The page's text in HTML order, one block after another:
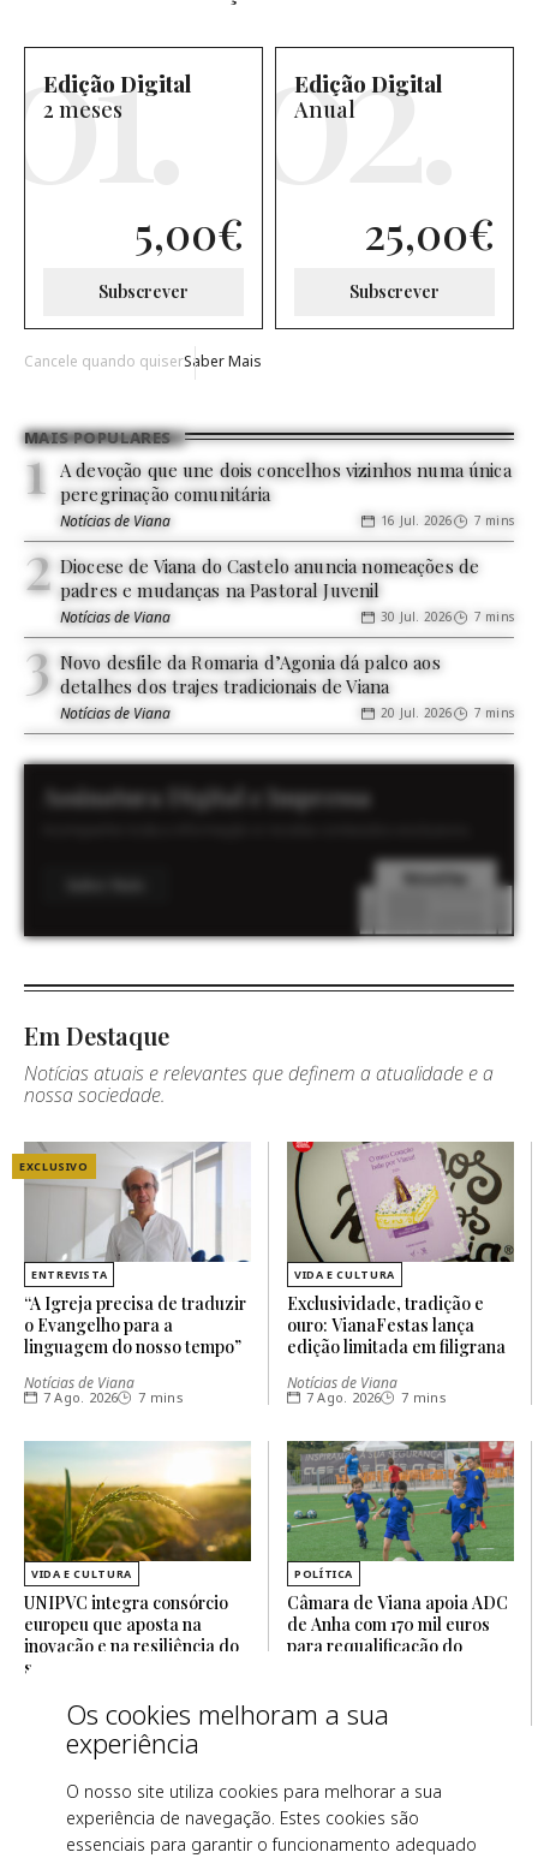
Edição Digital
2 meses
5,00€
Subscrever
Edição Digital
Anual
25,00€
Subscrever
Cancele quando quiserSaber Mais
MAIS POPULARES
A devoção que une dois concelhos vizinhos numa única
peregrinação comunitária
Notícias de Viana 16 Jul. 2026 7 mins
Diocese de Viana do Castelo anuncia nomeações de
padres e mudanças na Pastoral Juvenil
Notícias de Viana 30 Jul. 2026 7 mins
Novo desfile da Romaria d’Agonia dá palco aos
detalhes dos trajes tradicionais de Viana
Notícias de Viana 20 Jul. 2026 7 mins
Assinatura Digital e Impressa
Em Destaque
Notícias atuais e relevantes que definem a atualidade e a
nossa sociedade.
EXCLUSIVO
ENTREVISTA
“A Igreja precisa de traduzir
o Evangelho para a
linguagem do nosso tempo”
Notícias de Viana
7 Ago. 2026 7 mins
VIDA E CULTURA
Exclusividade, tradição e
ouro: VianaFestas lança
edição limitada em filigrana
Notícias de Viana
7 Ago. 2026 7 mins
VIDA E CULTURA
UNIPVC integra consórcio
europeu que aposta na
inovação e na resiliência do
setor agrícola
Micaela Barbosa
7 Ago. 2026 7 mins
POLÍTICA
Câmara de Viana apoia ADC
de Anha com 170 mil euros
para requalificação do
7 Ago. 2026
Opinião
Os cookies melhoram a sua
experiência
O nosso site utiliza cookies para melhorar a sua
experiência de navegação. Estes cookies são
essenciais para garantir o funcionamento adequado